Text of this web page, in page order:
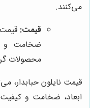
می‌کنند.
قیمت: قیمت
ضخامت و
محصولات
قیمت نایلون حبابدار،
ابعاد، ضخامت و